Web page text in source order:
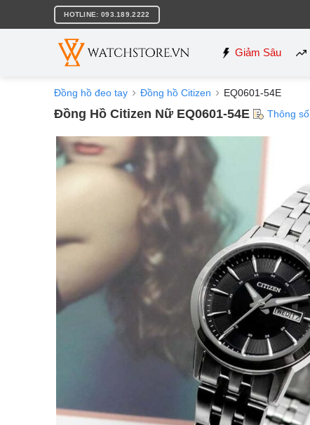
nội
HOTLINE: 093.189.2222
Giảm Sâu
Đồng hồ đeo tay Đồng hồ Citizen EQ0601-54E
Đồng Hồ Citizen Nữ EQ0601-54E Thông số